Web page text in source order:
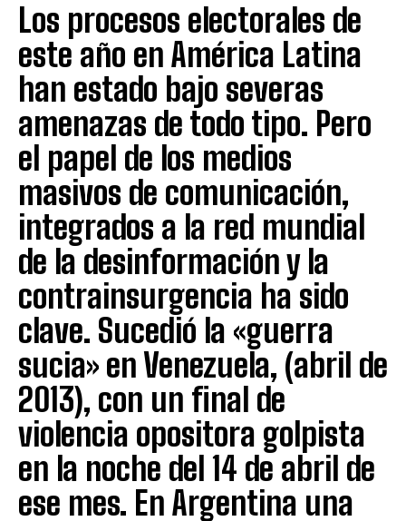
Los procesos electorales de
este año en América Latina
han estado bajo severas
amenazas de todo tipo. Pero
el papel de los medios
masivos de comunicación,
integrados a la red mundial
de la desinformación y la
contrainsurgencia ha sido
clave. Sucedió la «guerra
sucia» en Venezuela, (abril de
2013), con un final de
violencia opositora golpista
en la noche del 14 de abril de
ese mes. En Argentina una